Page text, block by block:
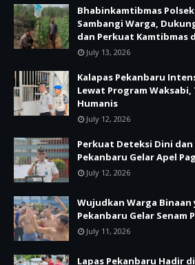
Bhabinkamtibmas
Sambangi Warga,
dan Perkuat Kamtibmas
July 13, 2026
Kalapas Pekanbaru
Lewat Program
Humanis
July 12, 2026
Perkuat Deteksi Dini
Pekanbaru Gelar Apel
July 12, 2026
Wujudkan Warga Binaan
Pekanbaru Gelar Senam
July 11, 2026
Lapas Pekanbaru Hadir